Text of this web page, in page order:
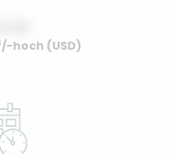
hoch (USD)